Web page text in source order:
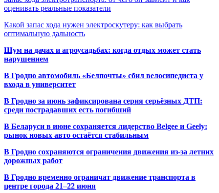
оценивать реальные показатели
Какой запас хода нужен электроскутеру: как выбрать
оптимальную дальность
Шум на дачах и агроусадьбах: когда отдых может стать
нарушением
В Гродно автомобиль «Белпочты» сбил велосипедиста у
входа в университет
В Гродно за июнь зафиксирована серия серьёзных ДТП:
среди пострадавших есть погибший
В Беларуси в июне сохраняется лидерство Belgee и Geely:
рынок новых авто остаётся стабильным
В Гродно сохраняются ограничения движения из-за летних
дорожных работ
В Гродно временно ограничат движение транспорта в
центре города 21–22 июня